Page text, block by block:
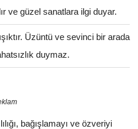
ve güzel sanatlara ilgi duyar.
Üzüntü ve sevinci bir arada
duymaz.
bağışlamayı ve özveriyi